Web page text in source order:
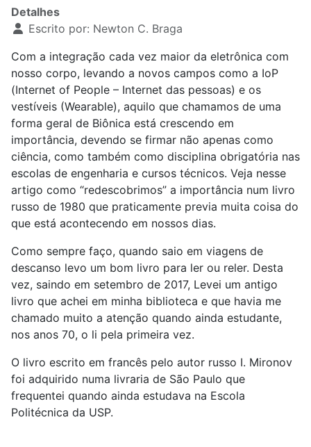
Detalhes
Escrito por: Newton C. Braga
Com a integração cada vez maior da eletrônica com
nosso corpo, levando a novos campos como a IoP
(Internet of People – Internet das pessoas) e os
vestíveis (Wearable), aquilo que chamamos de uma
forma geral de Biônica está crescendo em
importância, devendo se firmar não apenas como
ciência, como também como disciplina obrigatória nas
escolas de engenharia e cursos técnicos. Veja nesse
artigo como “redescobrimos” a importância num livro
russo de 1980 que praticamente previa muita coisa do
que está acontecendo em nossos dias.
Como sempre faço, quando saio em viagens de
descanso levo um bom livro para ler ou reler. Desta
vez, saindo em setembro de 2017, Levei um antigo
livro que achei em minha biblioteca e que havia me
chamado muito a atenção quando ainda estudante,
nos anos 70, o li pela primeira vez.
O livro escrito em francês pelo autor russo I. Mironov
foi adquirido numa livraria de São Paulo que
frequentei quando ainda estudava na Escola
Politécnica da USP.